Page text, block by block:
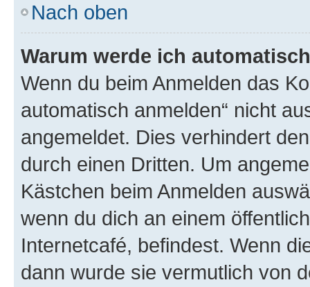
Nach oben
Warum werde ich
Wenn du beim Anmelden das
automatisch anmelden“ nicht
angemeldet. Dies verhindert
durch einen Dritten. Um
Kästchen beim Anmelden
wenn du dich an einem
Internetcafé, befindest. Wenn
dann wurde sie vermutlich von